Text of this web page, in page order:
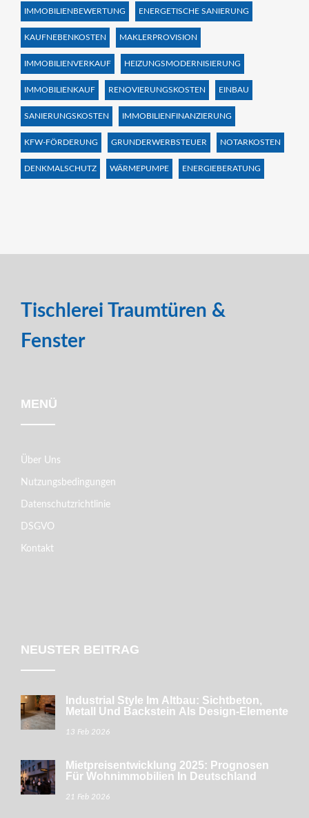
IMMOBILIENBEWERTUNG ENERGETISCHE SANIERUNG
KAUFNEBENKOSTEN MAKLERPROVISION
IMMOBILIENVERKAUF HEIZUNGSMODERNISIERUNG
IMMOBILIENKAUF RENOVIERUNGSKOSTEN EINBAU
SANIERUNGSKOSTEN IMMOBILIENFINANZIERUNG
KFW-FÖRDERUNG GRUNDERWERBSTEUER NOTARKOSTEN
DENKMALSCHUTZ WÄRMEPUMPE ENERGIEBERATUNG
Tischlerei Traumtüren &
Fenster
MENÜ
Über Uns
Nutzungsbedingungen
Datenschutzrichtlinie
DSGVO
Kontakt
NEUSTER BEITRAG
Industrial Style Im Altbau: Sichtbeton,
Metall Und Backstein Als Design-Elemente
13 Feb 2026
Mietpreisentwicklung 2025: Prognosen
Für Wohnimmobilien In Deutschland
21 Feb 2026